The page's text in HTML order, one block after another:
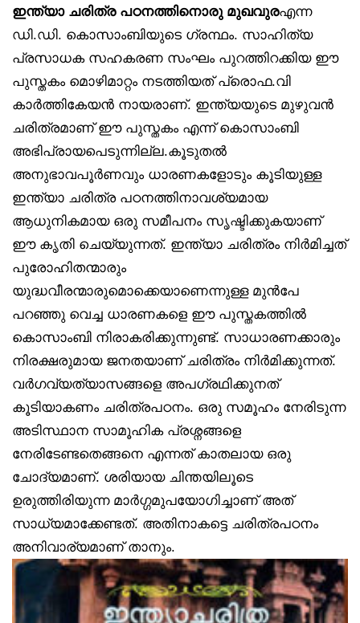
ഇന്ത്യാ ചരിത്ര പഠനത്തിനൊരു മുഖവുരഎന്ന
ഡി.ഡി. കൊസാംബിയുടെ ഗ്രന്ഥം. സാഹിത്യ
പ്രസാധക സഹകരണ സംഘം പുറത്തിറക്കിയ ഈ
പുസ്തകം മൊഴിമാറ്റം നടത്തിയത് പ്രൊഫ.വി
കാർത്തികേയൻ നായരാണ്. ഇന്ത്യയുടെ മുഴുവൻ
ചരിത്രമാണ് ഈ പുസ്തകം എന്ന് കൊസാംബി
അഭിപ്രായപെടുന്നില്ല.കൂടുതൽ
അനുഭാവപൂർണവും ധാരണകളോടും കൂടിയുള്ള
ഇന്ത്യാ ചരിത്ര പഠനത്തിനാവശ്യമായ
ആധുനികമായ ഒരു സമീപനം സൃഷ്ടിക്കുകയാണ്
ഈ കൃതി ചെയ്യുന്നത്. ഇന്ത്യാ ചരിത്രം നിർമിച്ചത്
പുരോഹിതന്മാരും
യുദ്ധവീരന്മാരുമൊക്കെയാണെന്നുള്ള മുൻപേ
പറഞ്ഞു വെച്ച ധാരണകളെ ഈ പുസ്തകത്തിൽ
കൊസാംബി നിരാകരിക്കുന്നുണ്ട്. സാധാരണക്കാരും
നിരക്ഷരുമായ ജനതയാണ് ചരിത്രം നിർമിക്കുന്നത്.
വർഗവ്യത്യാസങ്ങളെ അപഗ്രഥിക്കുനത്
കൂടിയാകണം ചരിത്രപഠനം. ഒരു സമൂഹം നേരിടുന്ന
അടിസ്ഥാന സാമൂഹിക പ്രശ്നങ്ങളെ
നേരിടേണ്ടതെങ്ങനെ എന്നത് കാതലായ ഒരു
ചോദ്യമാണ്. ശരിയായ ചിന്തയിലൂടെ
ഉരുത്തിരിയുന്ന മാർഗ്ഗമുപയോഗിച്ചാണ് അത്
സാധ്യമാക്കേണ്ടത്. അതിനാകട്ടെ ചരിത്രപഠനം
അനിവാര്യമാണ് താനും.